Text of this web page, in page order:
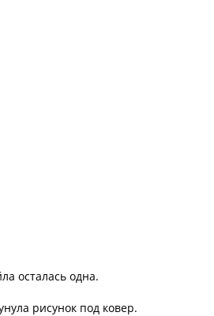
осталась одна.
рисунок под ковер.